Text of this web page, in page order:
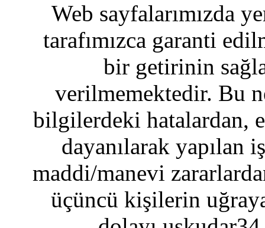
Web sayfalarımızda
tarafımızca garanti
bir getirinin
verilmemektedir. Bu
bilgilerdeki hatalardan,
dayanılarak yapılan
maddi/manevi
üçüncü kişilerin